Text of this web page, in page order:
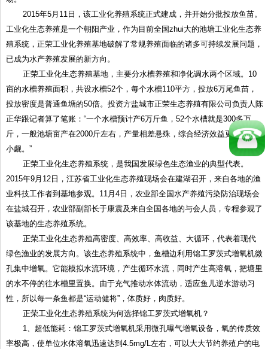
2015年5月11日，该工业化养殖系统正式建成，并开始分批投放鱼苗。
工业化生态养殖是一个朝阳产业，作为目前全国zhui大的池塘工业化生态养
殖系统，正荣工业化养殖基地破解了常规养殖面临的诸多可持续发展问题，
已成为水产养殖发展的新方向。
正荣工业化生态养殖基地，主要分水槽养殖和净化调水两个区域。10
亩的水槽养殖面积，共设水槽52个，每个水槽110平方，投放6万尾鱼苗，
投放密度是普通鱼塘的50倍。投资方盐城市正荣生态养殖有限公司负责人陈
正华跟记者算了笔账：“一个水槽预计产6万斤鱼，52个水槽就是300多万
斤，一般池塘亩产在2000斤左右，产量相差悬殊，综合经济效益更是不容
小觑。”
正荣工业化生态养殖系统，是我国发展绿色生态渔业的典型代表。
2015年9月12日，江苏省工业化生态养殖现场会在建湖召开，来自各地的渔
业科技工作者到基地参观。11月4日，农业部全国水产养殖污染防治现场会
在盐城召开，农业部副部长于康震及来自全国各地的与会人员，专程参观了
该基地的生态养殖系统。
正荣工业化生态养殖高密度、高效率、高收益、大循环，代表着现代
绿色渔业的发展方向。该生态养殖系统中，鱼槽边利用锦工罗茨式增氧机微
孔集中增氧。它能模拟水流环境，产生循环水流，同时产生高溶氧，把塘里
的水不停的往水槽里置换。由于充气推动水体流动，适应鱼儿逆水游动习
性，所以每一条鱼都是“运动健将”，体质好，肉质好。
正荣工业化生态养殖系统为何选择锦工罗茨式增氧机？
1、超低能耗：锦工罗茨式增氧机采用微孔曝气增氧设备，氧的传质效
率极高，使单位水体溶氧迅速达到4.5mg/L左右，可以大大节约养殖户的电